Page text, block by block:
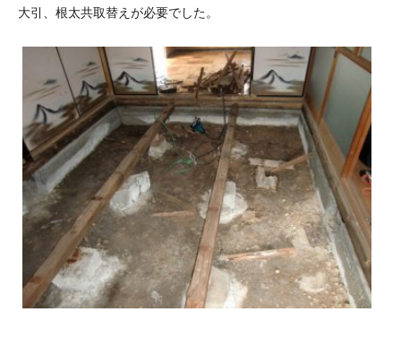
大引、根太共取替えが必要でした。